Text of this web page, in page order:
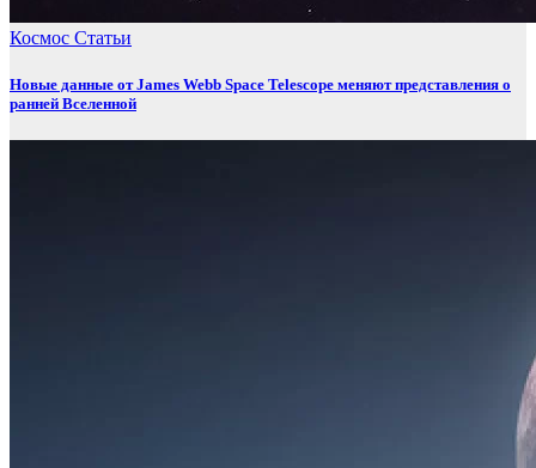
Космос Статьи
Новые данные от James Webb Space Telescope меняют представления о
ранней Вселенной